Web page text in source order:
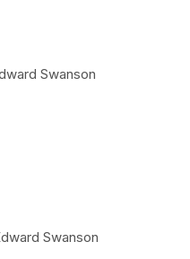
Swanson
Swanson